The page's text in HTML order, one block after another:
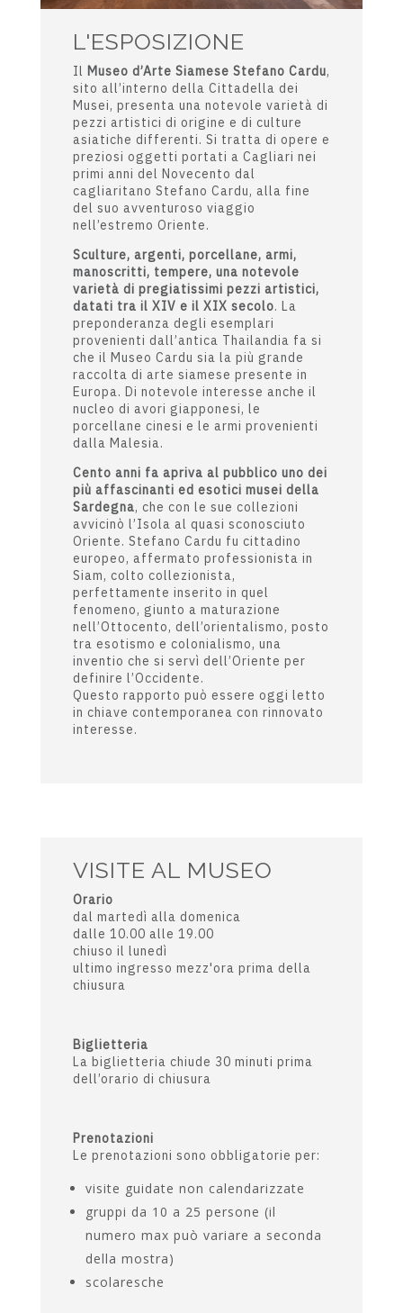
L'ESPOSIZIONE
IlMuseo d’Arte Siamese Stefano Cardu
sito all’interno della Cittadella dei
Musei, presenta una notevole varietà di
pezzi artistici di origine e di culture
asiatiche differenti. Si tratta di opere e
preziosi oggetti portati a Cagliari nei
primi anni del Novecento dal
cagliaritano Stefano Cardu, alla fine
del suo avventuroso viaggio
nell’estremo Oriente.
Sculture, argenti, porcellane, armi,
manoscritti, tempere, una notevole
varietà di pregiatissimi pezzi artistici,
datati tra il XIV e il XIX secolo
preponderanza degli esemplari
provenienti dall’antica Thailandia fa si
che il Museo Cardu sia la più grande
raccolta di arte siamese presente in
Europa. Di notevole interesse anche il
nucleo di avori giapponesi, le
porcellane cinesi e le armi provenienti
dalla Malesia.
Cento anni fa apriva al pubblico uno dei
più affascinanti ed esotici musei della
Sardegna, che con le sue collezioni
avvicinò l’Isola al quasi sconosciuto
Oriente. Stefano Cardu fu cittadino
europeo, affermato professionista in
Siam, colto collezionista,
perfettamente inserito in quel
fenomeno, giunto a maturazione
nell’Ottocento, dell’orientalismo, posto
VISITE AL MUSEO
dalle 10.00 alle 19.00
chiuso il lunedì
ultimo ingresso mezz'ora prima della
Biglietteria
dell’orario di chiusura
Le prenotazioni sono obbligatorie per: